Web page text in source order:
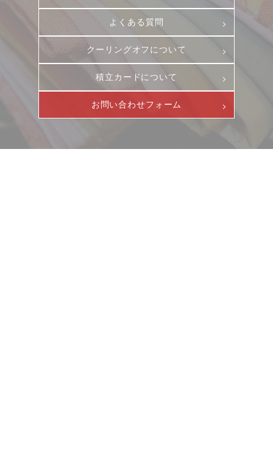
よくある質問
クーリングオフについて
積立カードについて
お問い合わせフォーム